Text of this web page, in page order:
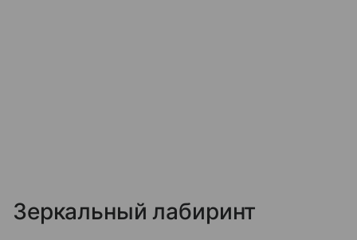
Зеркальный лабиринт